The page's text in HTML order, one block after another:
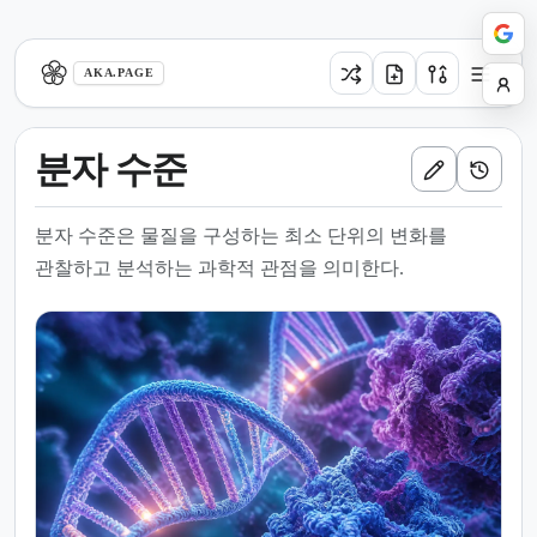
AKA.PAGE
분자 수준
분자 수준은 물질을 구성하는 최소 단위의 변화를
관찰하고 분석하는 과학적 관점을 의미한다.